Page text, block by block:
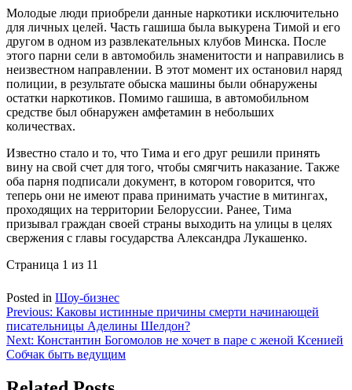
Молодые люди приобрели данные наркотики исключительно
для личных целей. Часть гашиша была выкурена Тимой и его
другом в одном из развлекательных клубов Минска. После
этого парни сели в автомобиль знаменитости и направились в
неизвестном направлении. В этот момент их остановил наряд
полиции, в результате обыска машины были обнаружены
остатки наркотиков. Помимо гашиша, в автомобильном
средстве был обнаружен амфетамин в небольших
количествах.
Известно стало и то, что Тима и его друг решили принять
вину на свой счет для того, чтобы смягчить наказание. Также
оба парня подписали документ, в котором говорится, что
теперь они не имеют права принимать участие в митингах,
проходящих на территории Белоруссии. Ранее, Тима
призывал граждан своей страны выходить на улицы в целях
свержения с главы государства Александра Лукашенко.
Страница 1 из 11
Posted in Шоу-бизнес
Навигация
по
записям
Previous: Каковы истинные причины смерти начинающей
писательницы Аделины Шелдон?
Next: Константин Богомолов не хочет в паре с женой Ксенией
Собчак быть ведущим